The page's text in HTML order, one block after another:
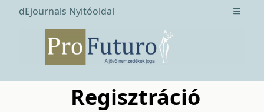
dEjournals Nyitóoldal Open
Regisztráció